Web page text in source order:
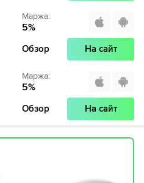
Маржа:
5%
Обзор На сайт
Маржа:
5%
Обзор На сайт